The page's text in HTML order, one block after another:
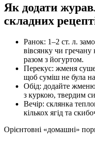
Як додати
складних
Ранок: 1–2 ст. л.
вівсянку чи
разом з йогуртом.
Перекус: жменя
щоб суміш не була
Обід: додайте
з куркою, твердим
Вечір: склянка
кількох ягід та
Орієнтовні «домашні»